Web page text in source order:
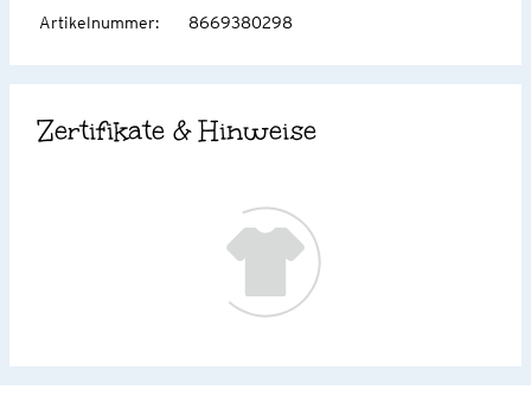
Artikelnummer: 8669380298
Zertifikate & Hinweise